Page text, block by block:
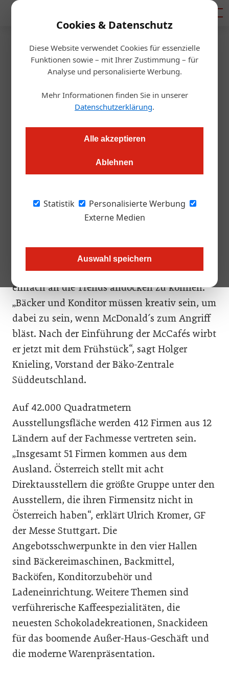
Cookies & Datenschutz
Diese Website verwendet Cookies für essenzielle
Funktionen sowie – mit Ihrer Zustimmung – für
Analyse und personalisierte Werbung.
Mehr Informationen finden Sie in unserer
Datenschutzerklärung.
Alle akzeptieren
Ablehnen
Statistik
Personalisierte Werbung
Externe Medien
Auswahl speichern
Startseite/Getränke
Kreativ sein, um dabei zu sein
Redaktion.OEGZ 24.09.2010, 00:00 Uhr
Südback 2010, die Bäcker- und Konditorenmesse, setzt auf
Mahlzeiten wird für Café-Konditoreien und
von 16. bis 19. Oktober 2010 in Stuttgart
stattfindet, werden neue Konzepte gezeigt, um
einfach an die Trends andocken zu können.
„Bäcker und Konditor müssen kreativ sein, um
dabei zu sein, wenn McDonald´s zum Angriff
bläst. Nach der Einführung der McCafés wirbt
er jetzt mit dem Frühstück“, sagt Holger
Knieling, Vorstand der Bäko-Zentrale
Süddeutschland.
Auf 42.000 Quadratmetern
Ausstellungsfläche werden 412 Firmen aus 12
Ländern auf der Fachmesse vertreten sein.
„Insgesamt 51 Firmen kommen aus dem
Ausland. Österreich stellt mit acht
Direktausstellern die größte Gruppe unter den
Ausstellern, die ihren Firmensitz nicht in
Österreich haben“, erklärt Ulrich Kromer, GF
der Messe Stuttgart. Die
Angebotsschwerpunkte in den vier Hallen
sind Bäckereimaschinen, Backmittel,
Backöfen, Konditorzubehör und
Ladeneinrichtung. Weitere Themen sind
verführerische Kaffeespezialitäten, die
neuesten Schokoladekreationen, Snackideen
für das boomende Außer-Haus-Geschäft und
die moderne Warenpräsentation.